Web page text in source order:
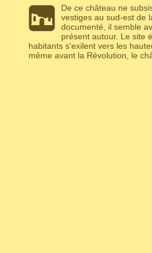
De ce château ne
vestiges au sud-est de
documenté, il semble
présent autour. Le site
habitants s'exilent vers les
même avant la Révolution, le